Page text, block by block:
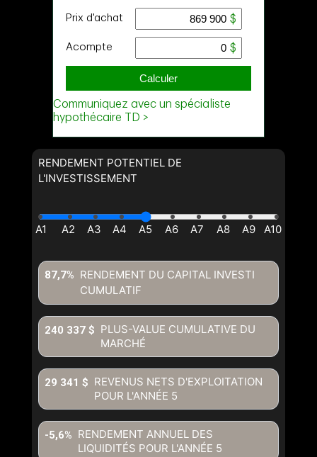
RENDEMENT POTENTIEL DE
L'INVESTISSEMENT
RENDEMENT DU CAPITAL INVESTI
CUMULATIF
87,7%
PLUS-VALUE CUMULATIVE DU
MARCHÉ
240 337 $
REVENUS NETS D'EXPLOITATION
POUR L'ANNÉE 5
29 341 $
RENDEMENT ANNUEL DES
LIQUIDITÉS POUR L'ANNÉE 5
-5,6%